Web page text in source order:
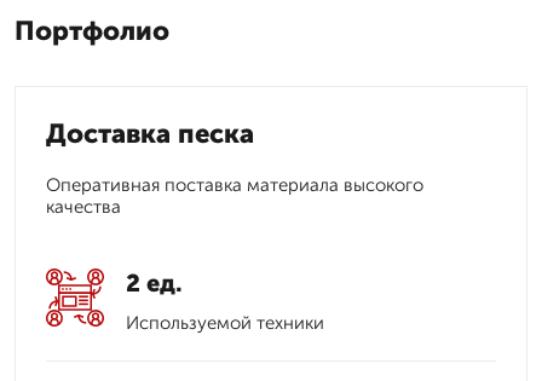
Портфолио
Доставка песка
Оперативная поставка материала высокого
качества
2 ед.
Используемой техники